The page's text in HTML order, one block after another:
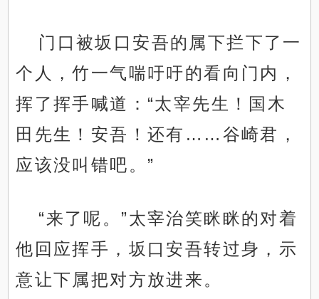
门口被坂口安吾的属下拦下了一
个人，竹一气喘吁吁的看向门内，
挥了挥手喊道：“太宰先生！国木
田先生！安吾！还有……谷崎君，
应该没叫错吧。”
“来了呢。”太宰治笑眯眯的对着
他回应挥手，坂口安吾转过身，示
意让下属把对方放进来。